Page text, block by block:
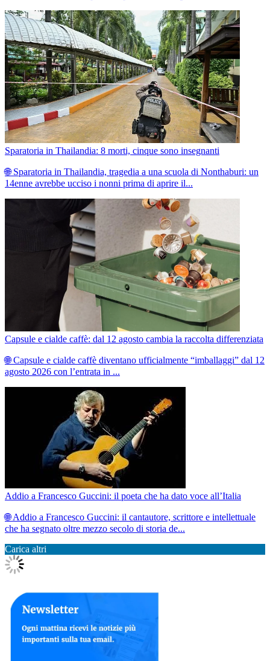
Sparatoria in Thailandia: 8 morti, cinque sono insegnanti
🌐 Sparatoria in Thailandia, tragedia a una scuola di Nonthaburi: un
14enne avrebbe ucciso i nonni prima di aprire il...
Capsule e cialde caffè: dal 12 agosto cambia la raccolta differenziata
🌐 Capsule e cialde caffè diventano ufficialmente “imballaggi” dal 12
agosto 2026 con l’entrata in ...
Addio a Francesco Guccini: il poeta che ha dato voce all’Italia
🌐 Addio a Francesco Guccini: il cantautore, scrittore e intellettuale
che ha segnato oltre mezzo secolo di storia de...
Carica altri